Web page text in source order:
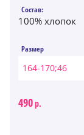
Состав:
100% хлопок
Размер
164-170;46
490р.